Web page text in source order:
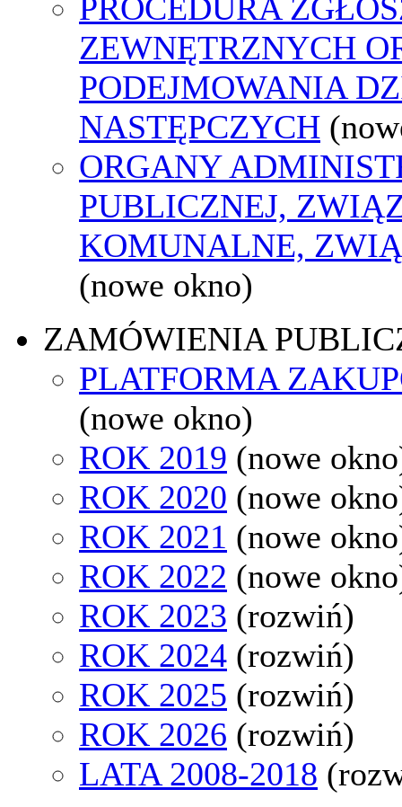
PROCEDURA
ZEWNĘTRZNYCH
PODEJMOWANIA
NASTĘPCZYCH
ORGANY
PUBLICZNEJ,
KOMUNALNE,
(nowe okno)
ZAMÓWIENIA
PLATFORMA
(nowe okno)
ROK 2019 (nowe
ROK 2020 (nowe
ROK 2021 (nowe
ROK 2022 (nowe
ROK 2023 (rozwiń)
ROK 2024 (rozwiń)
ROK 2025 (rozwiń)
ROK 2026 (rozwiń)
LATA 2008-2018